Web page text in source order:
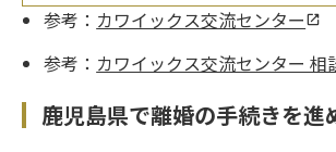
参考： カワイックス交流センター
参考： カワイックス交流センター 相
鹿児島県で離婚の手続きを進